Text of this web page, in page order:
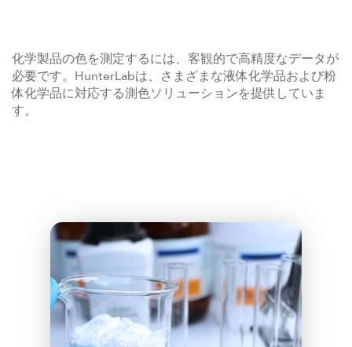
化学製品の色を測定するには、客観的で高精度なデータが
必要です。HunterLabは、さまざまな液体化学品および粉
体化学品に対応する測色ソリューションを提供していま
す。